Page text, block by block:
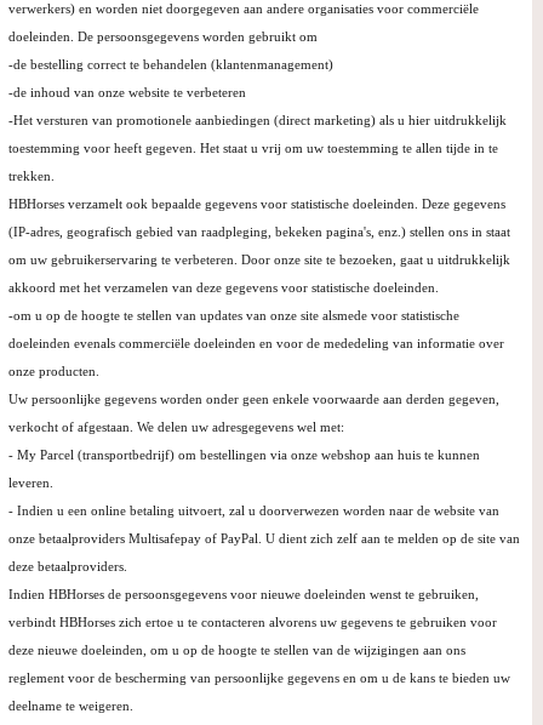
verwerkers) en worden niet doorgegeven aan andere organisaties voor commerciële
doeleinden. De persoonsgegevens worden gebruikt om
-de bestelling correct te behandelen (klantenmanagement)
-de inhoud van onze website te verbeteren
-Het versturen van promotionele aanbiedingen (direct marketing) als u hier uitdrukkelijk
toestemming voor heeft gegeven. Het staat u vrij om uw toestemming te allen tijde in te
trekken.
HBHorses verzamelt ook bepaalde gegevens voor statistische doeleinden. Deze gegevens
(IP-adres, geografisch gebied van raadpleging, bekeken pagina's, enz.) stellen ons in staat
om uw gebruikerservaring te verbeteren. Door onze site te bezoeken, gaat u uitdrukkelijk
akkoord met het verzamelen van deze gegevens voor statistische doeleinden.
-om u op de hoogte te stellen van updates van onze site alsmede voor statistische
doeleinden evenals commerciële doeleinden en voor de mededeling van informatie over
onze producten.
Uw persoonlijke gegevens worden onder geen enkele voorwaarde aan derden gegeven,
verkocht of afgestaan. We delen uw adresgegevens wel met:
- My Parcel (transportbedrijf) om bestellingen via onze webshop aan huis te kunnen
leveren.
- Indien u een online betaling uitvoert, zal u doorverwezen worden naar de website van
onze betaalproviders Multisafepay of PayPal. U dient zich zelf aan te melden op de site van
deze betaalproviders.
Indien HBHorses de persoonsgegevens voor nieuwe doeleinden wenst te gebruiken,
verbindt HBHorses zich ertoe u te contacteren alvorens uw gegevens te gebruiken voor
deze nieuwe doeleinden, om u op de hoogte te stellen van de wijzigingen aan ons
reglement voor de bescherming van persoonlijke gegevens en om u de kans te bieden uw
deelname te weigeren.